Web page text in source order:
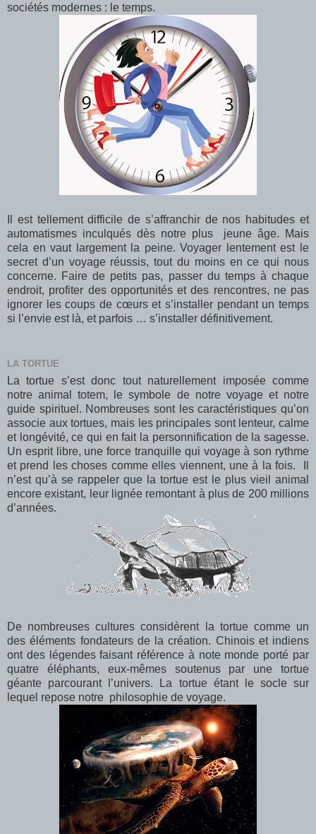
sociétés modernes : le temps.
Il est tellement difficile de s’affranchir de nos habitudes et
automatismes inculqués dès notre plus jeune âge. Mais
cela en vaut largement la peine. Voyager lentement est le
secret d’un voyage réussis, tout du moins en ce qui nous
concerne. Faire de petits pas, passer du temps à chaque
endroit, profiter des opportunités et des rencontres, ne pas
ignorer les coups de cœurs et s’installer pendant un temps
si l’envie est là, et parfois … s’installer définitivement.
LA TORTUE
La tortue s’est donc tout naturellement imposée comme
notre animal totem, le symbole de notre voyage et notre
guide spirituel. Nombreuses sont les caractéristiques qu’on
associe aux tortues, mais les principales sont lenteur, calme
et longévité, ce qui en fait la personnification de la sagesse.
Un esprit libre, une force tranquille qui voyage à son rythme
et prend les choses comme elles viennent, une à la fois. Il
n’est qu’à se rappeler que la tortue est le plus vieil animal
encore existant, leur lignée remontant à plus de 200 millions
d’années.
De nombreuses cultures considèrent la tortue comme un
des éléments fondateurs de la création. Chinois et indiens
ont des légendes faisant référence à note monde porté par
quatre éléphants, eux-mêmes soutenus par une tortue
géante parcourant l’univers. La tortue étant le socle sur
lequel repose notre philosophie de voyage.